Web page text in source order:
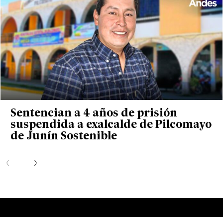
Sentencian a 4 años de prisión
suspendida a exalcalde de Pilcomayo
de Junín Sostenible